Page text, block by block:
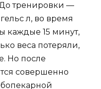
До тренировки —
л, во время
каждые 15 минут,
веса потеряли,
Но после
совершенно